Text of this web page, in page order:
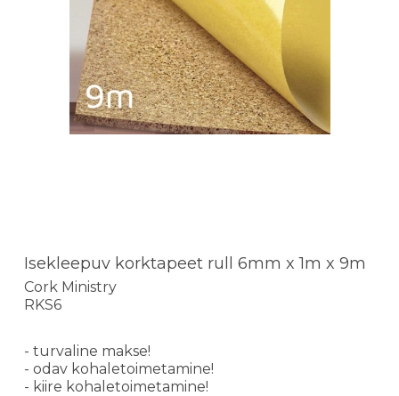
Isekleepuv korktapeet rull 6mm x 1m x 9m
Cork Ministry
RKS6
- turvaline makse!
- odav kohaletoimetamine!
- kiire kohaletoimetamine!